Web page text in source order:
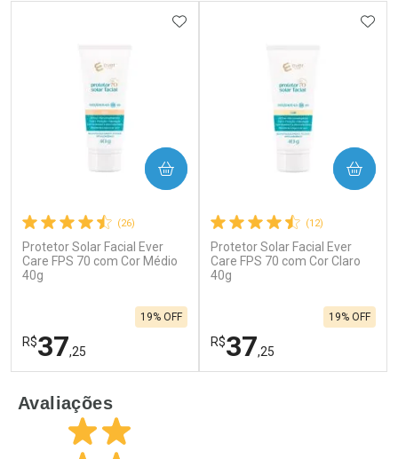
(26)
Protetor Solar Facial Ever
Care FPS 70 com Cor Médio
40g
R$37,25
19% OFF
ADICIONAR AOS FAVORITOS
COMPRAR
Laboratório
Por Menos
(12)
Protetor Solar Facial Ever
Care FPS 70 com Cor Claro
40g
R$37,25
19% OFF
COMPRAR
Avaliações